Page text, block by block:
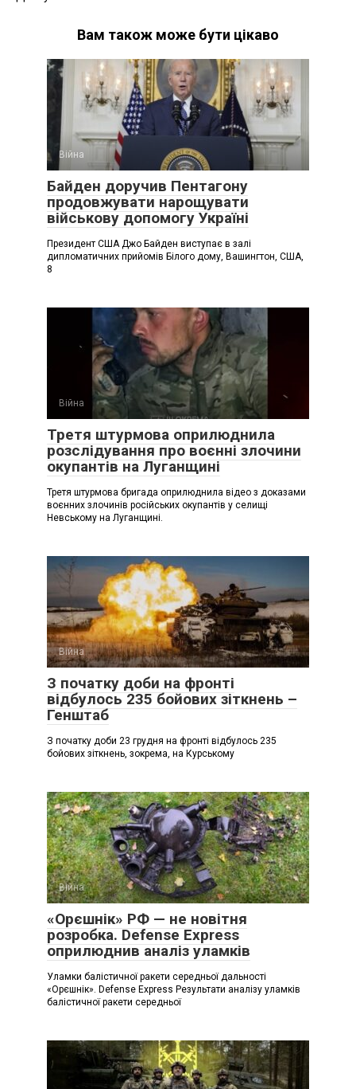
Вам також може бути цікаво
Війна
Байден доручив Пентагону
продовжувати нарощувати
військову допомогу Україні
Президент США Джо Байден виступає в залі
дипломатичних прийомів Білого дому, Вашингтон, США,
8
Війна
Третя штурмова оприлюднила
розслідування про воєнні злочини
окупантів на Луганщині
Третя штурмова бригада оприлюднила відео з доказами
воєнних злочинів російських окупантів у селищі
Невському на Луганщині.
Війна
З початку доби на фронті
відбулось 235 бойових зіткнень –
Генштаб
З початку доби 23 грудня на фронті відбулось 235
бойових зіткнень, зокрема, на Курському
Війна
«Орєшнік» РФ — не новітня
розробка. Defense Express
оприлюднив аналіз уламків
Уламки балістичної ракети середньої дальності
«Орєшнік». Defense Express Результати аналізу уламків
балістичної ракети середньої